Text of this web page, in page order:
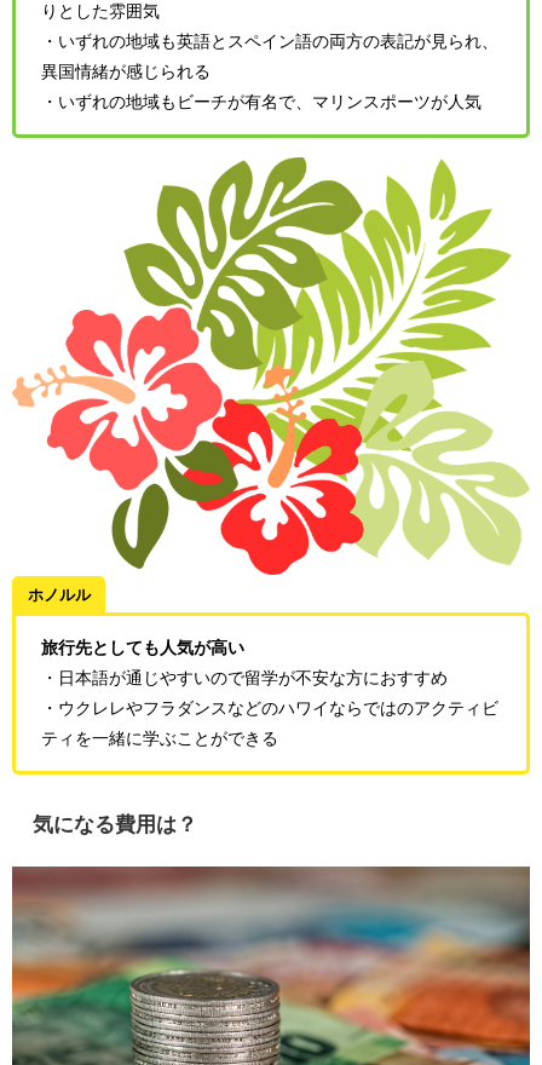
りとした雰囲気
・いずれの地域も英語とスペイン語の両方の表記が見られ、
異国情緒が感じられる
・いずれの地域もビーチが有名で、マリンスポーツが人気
ホノルル
旅行先としても人気が高い
・日本語が通じやすいので留学が不安な方におすすめ
・ウクレレやフラダンスなどのハワイならではのアクティビ
ティを一緒に学ぶことができる
気になる費用は？